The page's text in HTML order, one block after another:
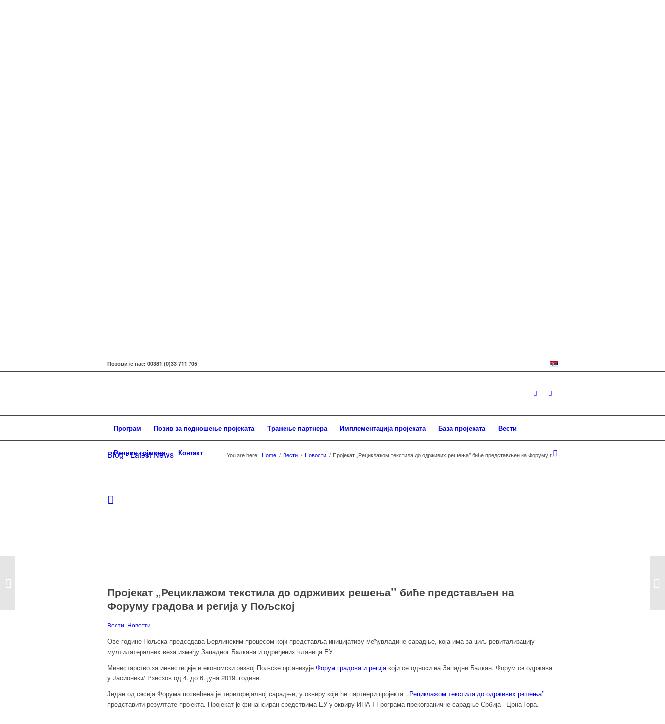
Позовите нас: 00381 (0)33 711 705
Програм Позив за подношење пројеката Тражење партнера Имплементација пројеката База пројеката Вести
Речник појмова Контакт
Blog - Latest News You are here: Home / Вести / Новости / Пројекат „Рециклажом текстила до одрживих решења’’ биће представљен на Форуму г...
Пројекат „Рециклажом текстила до одрживих решења’’ биће представљен на
Форуму градова и регија у Пољској
Вести, Новости
Ове године Пољска председава Берлинским процесом који представља иницијативу међувладине сарадње, која има за циљ ревитализацију
мултилатералних веза између Западног Балкана и одређених чланица ЕУ.
Министарство за инвестиције и економски развој Пољске организује Форум градова и регијакоји се односи на Западни Балкан. Форум се одржава
у Јасионики/ Рзесзов од 4. до 6. јуна 2019. године.
Један од сесија Форума посвећена је територијалној сарадњи, у оквиру које ће партнери пројекта „Рециклажом текстила до одрживих решења’’
представити резултате пројекта. Пројекат je финансиран средствима ЕУ у оквиру ИПА I Програма прекограничне сарадње Србија– Црна Гора.